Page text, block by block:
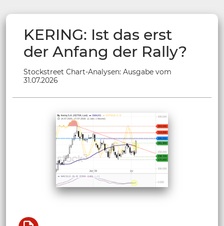
KERING: Ist das erst
der Anfang der Rally?
Stockstreet Chart-Analysen: Ausgabe vom
31.07.2026